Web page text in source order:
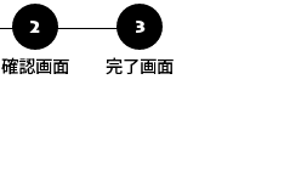
2
確認画面
3
完了画面